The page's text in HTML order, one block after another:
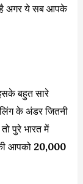
है अगर ये सब आपके
बहुत सारे
के अंडर जितनी
पुरे भारत में
आपको20,000